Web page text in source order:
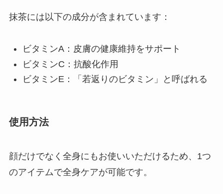
抹茶には以下の成分が含まれています：
ビタミンA：皮膚の健康維持をサポート
ビタミンC：抗酸化作用
ビタミンE：「若返りのビタミン」と呼ばれる
使用方法
顔だけでなく全身にもお使いいただけるため、1つ
のアイテムで全身ケアが可能です。